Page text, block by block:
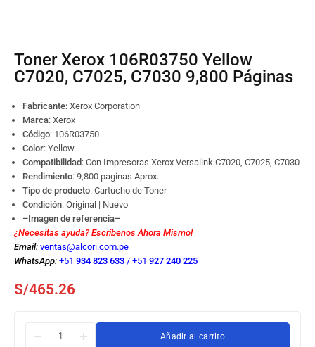
Toner Xerox 106R03750 Yellow
C7020, C7025, C7030 9,800 Páginas
Fabricante: Xerox Corporation
Marca: Xerox
Código: 106R03750
Color: Yellow
Compatibilidad : Con Impresoras Xerox Versalink C7020, C7025, C7030
Rendimiento: 9,800 paginas Aprox.
Tipo de producto: Cartucho de Toner
Condición: Original | Nuevo
–Imagen de referencia–
¿Necesitas ayuda? Escríbenos Ahora Mismo!
Email: ventas@alcori.com.pe
WhatsApp: +51 934 823 633 / +51 927 240 225
S/465.26
Añadir al carrito